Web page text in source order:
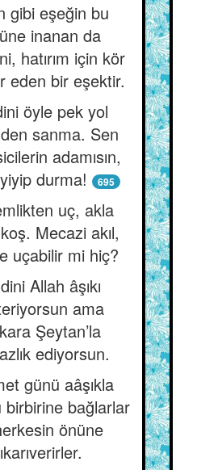
gibi eşeğin bu
inanan da
hatırım için kör
eden bir eşektir.
öyle pek yol
sanma. Sen
adamısın,
durma!
695
uç, akla
Mecazi akıl,
uçabilir mi hiç?
Allah âşıkı
ama
Şeytan’la
ediyorsun.
günü aâşıkla
birbirine bağlarlar
önüne